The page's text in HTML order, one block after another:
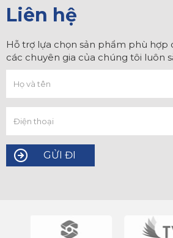
Liên hệ
Hỗ trợ lựa chọn sản phẩm phù hợp
các chuyên gia của chúng tôi luôn